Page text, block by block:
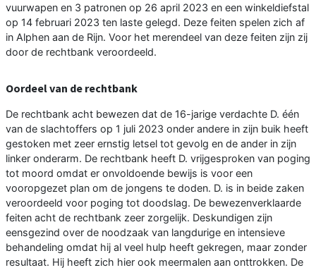
vuurwapen en 3 patronen op 26 april 2023 en een winkeldiefstal
op 14 februari 2023 ten laste gelegd. Deze feiten spelen zich af
in Alphen aan de Rijn. Voor het merendeel van deze feiten zijn zij
door de rechtbank veroordeeld.
Oordeel van de rechtbank
De rechtbank acht bewezen dat de 16-jarige verdachte D. één
van de slachtoffers op 1 juli 2023 onder andere in zijn buik heeft
gestoken met zeer ernstig letsel tot gevolg en de ander in zijn
linker onderarm. De rechtbank heeft D. vrijgesproken van poging
tot moord omdat er onvoldoende bewijs is voor een
vooropgezet plan om de jongens te doden. D. is in beide zaken
veroordeeld voor poging tot doodslag. De bewezenverklaarde
feiten acht de rechtbank zeer zorgelijk. Deskundigen zijn
eensgezind over de noodzaak van langdurige en intensieve
behandeling omdat hij al veel hulp heeft gekregen, maar zonder
resultaat. Hij heeft zich hier ook meermalen aan onttrokken. De